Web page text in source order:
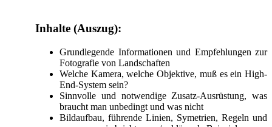
Inhalte (Auszug):
Grundlegende Informationen und Empfehlungen zur
Fotografie von Landschaften
Welche Kamera, welche Objektive, muß es ein High-
End-System sein?
Sinnvolle und notwendige Zusatz-Ausrüstung, was
braucht man unbedingt und was nicht
Bildaufbau, führende Linien, Symetrien, Regeln und